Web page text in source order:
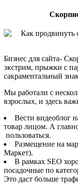
Бизнес для сайта-
экстрим, прыжки с
сакраментальный
Мы работали с
взрослых, и здесь
Вести видеоблог
товар лицом. А
пользоваться.
Размещение на
Маркет).
В рамках SEO
посадочные по
Это даст больше